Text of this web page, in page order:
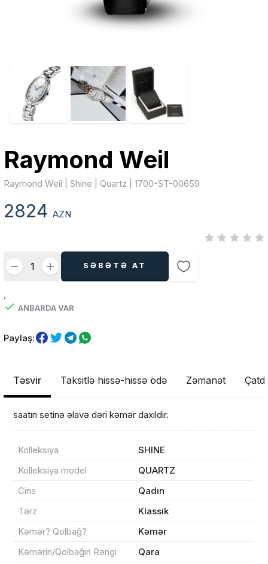
Raymond Weil
Raymond Weil | Shine | Quartz | 1700-ST-00659
2824AZN
SƏBƏTƏ AT
.
ANBARDA VAR
Paylaş:
Təsvir Taksitlə hissə-hissə ödə Zəmanət
saatın setinə əlavə dəri kəmər daxildir.
Kolleksiya
SHINE
Kolleksiya model
QUARTZ
Cins
Qadın
Tərz
Klassik
Kəmər? Qolbağ?
Kəmər
Kəmərin/Qolbağın Rəngi
Qara
Məhsul(lar) səbətə əlavə edildi